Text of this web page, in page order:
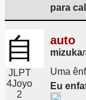
para
自
JLPT
4Joyo
2
auto
mizuka
Uma
Eu